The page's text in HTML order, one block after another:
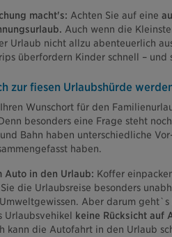
macht's: Achten Sie auf eine
Auch wenn die
Urlaub nicht allzu abenteuerlich
überfordern Kinder schnell – und
zur fiesen Urlaubshürde
Wunschort für den
besonders eine Frage steht
Bahn haben unterschiedliche
haben.
Auto in den Urlaub: Koffer
die Urlaubsreise besonders
Aber darum
Urlaubsvehikel keine Rücksicht auf
kann die Autofahrt in den Urlaub